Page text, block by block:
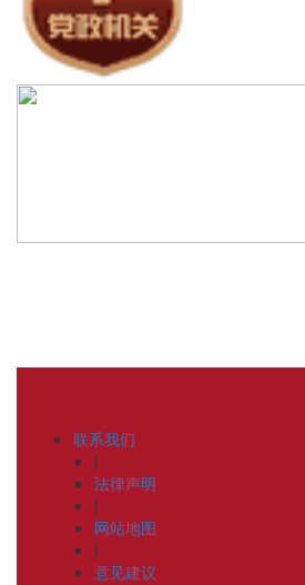
联系我们
|
法律声明
|
网站地图
|
意见建议